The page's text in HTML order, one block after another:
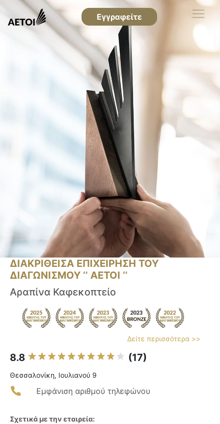
Εγγραφείτε
ΔΙΑΚΡΙΘΕΙΣΑ ΕΠΙΧΕΙΡΗΣΗ ΤΟΥ
ΔΙΑΓΩΝΙΣΜΟΥ ‘’ ΑΕΤΟΙ ‘’
Αραπίνα Καφεκοπτείο
Δείτε περισσότερα >>
8.8 (17)
Θεσσαλονίκη, Ιουλιανού 9
Εμφάνιση αριθμού τηλεφώνου
Σχετικά με την εταιρεία: